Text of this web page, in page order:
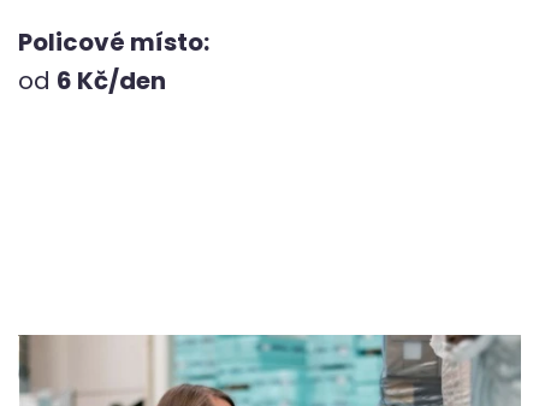
Policové místo:
od 6 Kč/den